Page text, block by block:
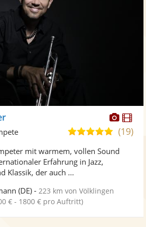
5,0
5
(19)
mit warmem, vollen Sound
Erfahrung in Jazz,
Klassik, der auch ...
(DE) - 223 km von Völklingen
€ - 1800 € pro Auftritt)